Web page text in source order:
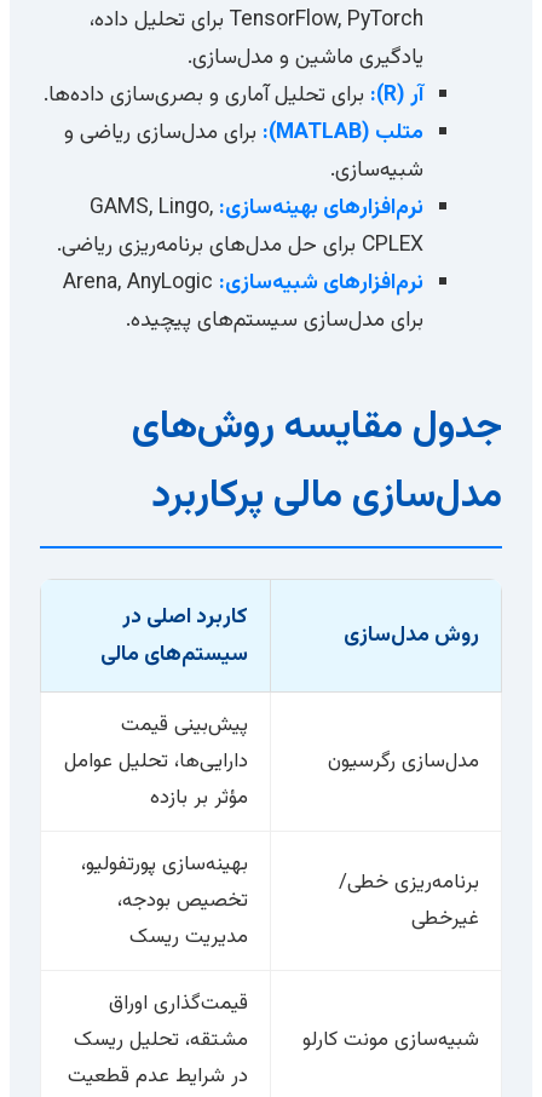
TensorFlow, PyTorch برای تحلیل داده،
یادگیری ماشین و مدل‌سازی.
آر (R):
برای تحلیل آماری و بصری‌سازی داده‌ها.
متلب (MATLAB):
برای مدل‌سازی ریاضی و
شبیه‌سازی.
نرم‌افزارهای بهینه‌سازی: GAMS, Lingo,
CPLEX برای حل مدل‌های برنامه‌ریزی ریاضی.
نرم‌افزارهای شبیه‌سازی: Arena, AnyLogic
برای مدل‌سازی سیستم‌های پیچیده.
جدول مقایسه روش‌های
مدل‌سازی مالی پرکاربرد
روش مدل‌سازی
کاربرد اصلی در
سیستم‌های مالی
مدل‌سازی رگرسیون
پیش‌بینی قیمت
دارایی‌ها، تحلیل عوامل
مؤثر بر بازده
برنامه‌ریزی خطی/
غیرخطی
بهینه‌سازی پورتفولیو،
تخصیص بودجه،
مدیریت ریسک
شبیه‌سازی مونت کارلو
قیمت‌گذاری اوراق
مشتقه، تحلیل ریسک
در شرایط عدم قطعیت